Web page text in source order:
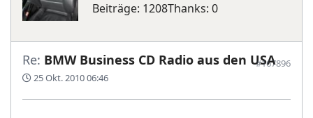
Beiträge: 1208Thanks: 0
Re: BMW Business CD Radio aus den USA
25 Okt. 2010 06:46
#167896